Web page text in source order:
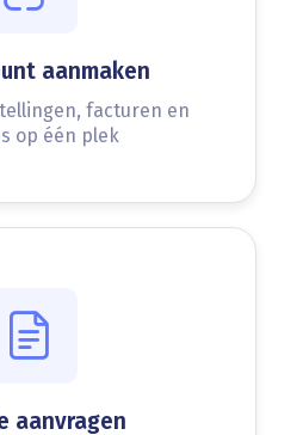
aanmaken
facturen en
op één plek
aanvragen